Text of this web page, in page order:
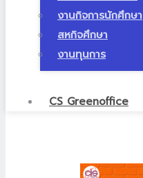
งานกิจการนักศึกษา
สหกิจศึกษา
งานทุนการ
CS Greenoffice